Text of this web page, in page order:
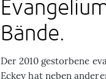
Bände.
Der 2010 gestorbene
Eckey hat neben